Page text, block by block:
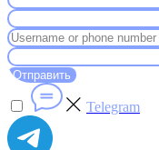
Отправить
Telegram